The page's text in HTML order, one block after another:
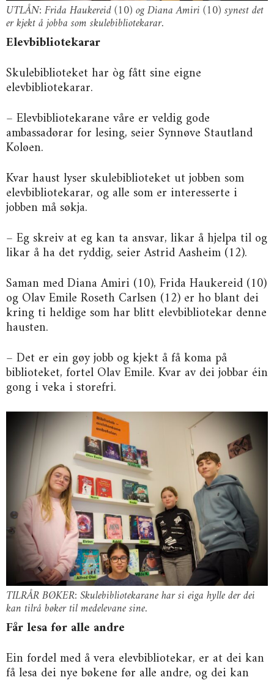
UTLÅN: Frida Haukereid (10) og Diana Amiri (10) synest det
er kjekt å jobba som skulebibliotekarar.
Elevbibliotekarar
Skulebiblioteket har òg fått sine eigne
elevbibliotekarar.
– Elevbibliotekarane våre er veldig gode
ambassadørar for lesing, seier Synnøve Stautland
Koløen.
Kvar haust lyser skulebiblioteket ut jobben som
elevbibliotekarar, og alle som er interesserte i
jobben må søkja.
– Eg skreiv at eg kan ta ansvar, likar å hjelpa til og
likar å ha det ryddig, seier Astrid Aasheim (12).
Saman med Diana Amiri (10), Frida Haukereid (10)
og Olav Emile Roseth Carlsen (12) er ho blant dei
kring ti heldige som har blitt elevbibliotekar denne
hausten.
– Det er ein gøy jobb og kjekt å få koma på
biblioteket, fortel Olav Emile. Kvar av dei jobbar éin
gong i veka i storefri.
TILRÅR BØKER: Skulebibliotekarane har si eiga hylle der dei
kan tilrå bøker til medelevane sine.
Får lesa før alle andre
Ein fordel med å vera elevbibliotekar, er at dei kan
få lesa dei nye bøkene før alle andre, og dei kan